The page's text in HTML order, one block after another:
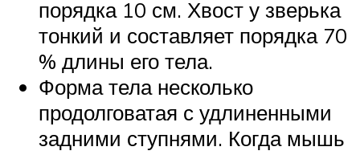
порядка 10 см. Хвост у зверька
тонкий и составляет порядка 70
% длины его тела.
Форма тела несколько
продолговатая с удлиненными
задними ступнями. Когда мышь